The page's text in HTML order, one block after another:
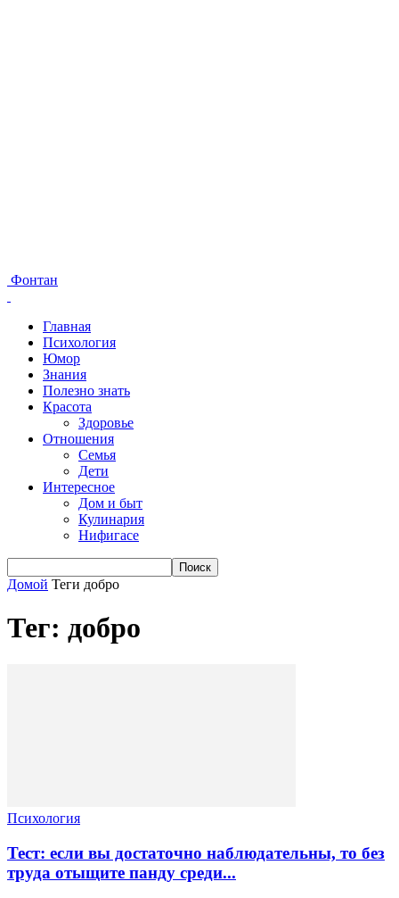
Фонтан
Главная
Психология
Юмор
Знания
Полезно знать
Красота
Здоровье
Отношения
Семья
Дети
Интересное
Дом и быт
Кулинария
Нифигасе
Домой Теги добро
Тег: добро
Психология
Тест: если вы достаточно наблюдательны, то без
труда отыщите панду среди...